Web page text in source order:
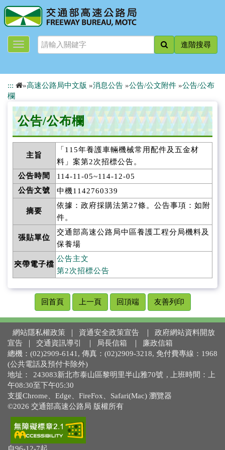
跳
到
主
進階搜尋
::: »高速公路局中文版 »消息公告 »公告/公文附件 »公告/公布
欄
公告/公布欄
主旨
「115年養護車輛機械常用配件及五金材
料」案第2次招標公告。
公告時間
114-11-05~114-12-05
公告文號
中機1142760339
摘要
依據：政府採購法第27條。公告事項：如附
件。
張貼單位
交通部高速公路局中區養護工程分局機料及
保養場
夾帶電子檔
公告主文
第2次招標公告
回首頁 上一頁 回頂端 友善列印
網站隱私權政策 資通安全政策宣告
政府網站資料開放
宣告
交通資訊導引 局長信箱
廉政信箱
總機：(02)2909-6141, 傳真：(02)2909-3218, 免付費專線：1968
(公共電話及預付卡除外)
地址：
243083新北市泰山區黎明里半山雅70號 , 上班時間：上
午08:30至下午05:30
支援Chrome、Edge、FireFox、Safari(Mac) 瀏覽器
©2026 交通部高速公路局 版權所有